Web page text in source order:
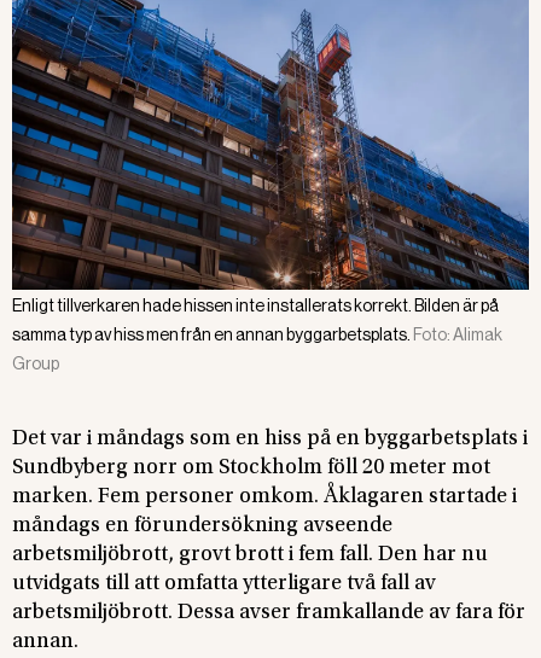
Enligt tillverkaren hade hissen inte installerats korrekt. Bilden är på
samma typ av hiss men från en annan byggarbetsplats. Foto:Alimak
Group
Det var i måndags som en hiss på en byggarbetsplats i
Sundbyberg norr om Stockholm föll 20 meter mot
marken. Fem personer omkom. Åklagaren startade i
måndags en förundersökning avseende
arbetsmiljöbrott, grovt brott i fem fall. Den har nu
utvidgats till att omfatta ytterligare två fall av
arbetsmiljöbrott. Dessa avser framkallande av fara för
annan.